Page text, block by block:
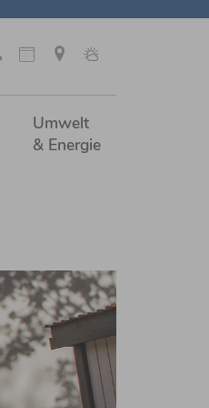
Umwelt
& Energie